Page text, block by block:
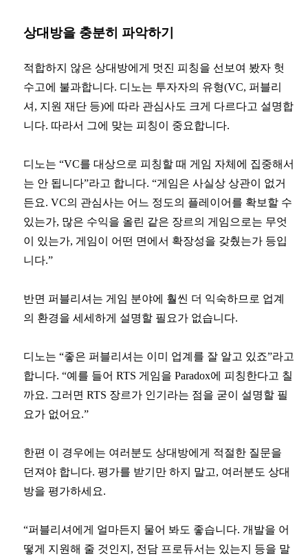
상대방을 충분히 파악하기
적합하지 않은 상대방에게 멋진 피칭을 선보여 봤자 헛
수고에 불과합니다. 디노는 투자자의 유형(VC, 퍼블리
셔, 지원 재단 등)에 따라 관심사도 크게 다르다고 설명합
니다. 따라서 그에 맞는 피칭이 중요합니다.
디노는 “VC를 대상으로 피칭할 때 게임 자체에 집중해서
는 안 됩니다”라고 합니다. “게임은 사실상 상관이 없거
든요. VC의 관심사는 어느 정도의 플레이어를 확보할 수
있는가, 많은 수익을 올린 같은 장르의 게임으로는 무엇
이 있는가, 게임이 어떤 면에서 확장성을 갖췄는가 등입
니다.”
반면 퍼블리셔는 게임 분야에 훨씬 더 익숙하므로 업계
의 환경을 세세하게 설명할 필요가 없습니다.
디노는 “좋은 퍼블리셔는 이미 업계를 잘 알고 있죠”라고
합니다. “예를 들어 RTS 게임을 Paradox에 피칭한다고 칠
까요. 그러면 RTS 장르가 인기라는 점을 굳이 설명할 필
요가 없어요.”
한편 이 경우에는 여러분도 상대방에게 적절한 질문을
던져야 합니다. 평가를 받기만 하지 말고, 여러분도 상대
방을 평가하세요.
“퍼블리셔에게 얼마든지 물어 봐도 좋습니다. 개발을 어
떻게 지원해 줄 것인지, 전담 프로듀서는 있는지 등을 말